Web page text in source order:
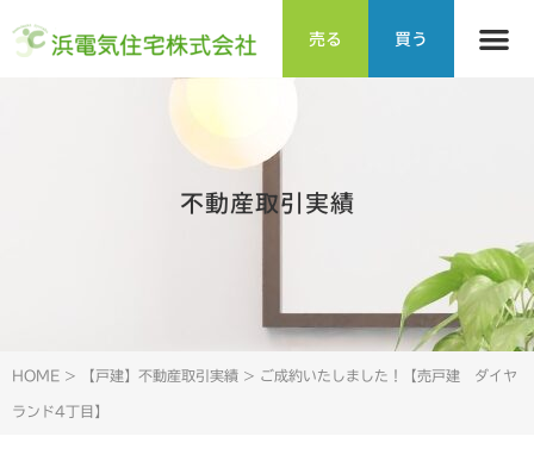
売る 買う
不動産取引実績
HOME > 【戸建】不動産取引実績 > ご成約いたしました！【売戸建 ダイヤ
ランド4丁目】